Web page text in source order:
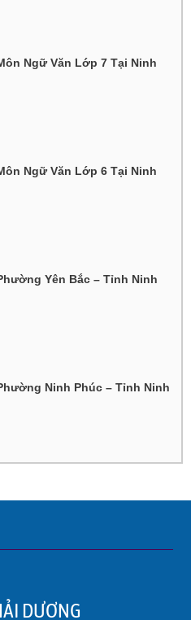
Ngữ Văn Lớp 7 Tại Ninh
Ngữ Văn Lớp 6 Tại Ninh
Yên Bắc – Tỉnh Ninh
Ninh Phúc – Tỉnh Ninh
DƯƠNG